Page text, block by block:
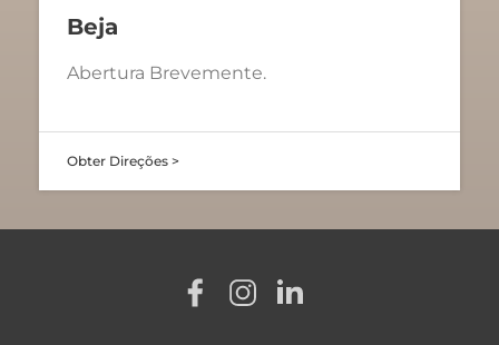
Beja
Abertura Brevemente.
Obter Direções >